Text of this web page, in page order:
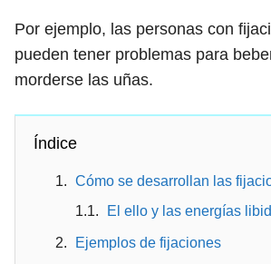
Por ejemplo, las personas con
pueden tener problemas para
morderse las uñas.
Índice
Cómo se desarrollan las
El ello y las energías
Ejemplos de fijaciones